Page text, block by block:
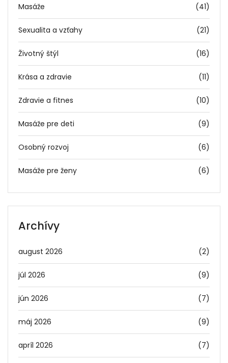
Masáže (41)
Sexualita a vzťahy (21)
Životný štýl (16)
Krása a zdravie (11)
Zdravie a fitnes (10)
Masáže pre deti (9)
Osobný rozvoj (6)
Masáže pre ženy (6)
Archívy
august 2026 (2)
júl 2026 (9)
jún 2026 (7)
máj 2026 (9)
apríl 2026 (7)